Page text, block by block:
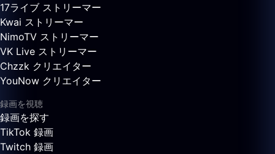
17ライブ ストリーマー
Kwai ストリーマー
NimoTV ストリーマー
VK Live ストリーマー
Chzzk クリエイター
YouNow クリエイター
録画を視聴
録画を探す
TikTok 録画
Twitch 録画